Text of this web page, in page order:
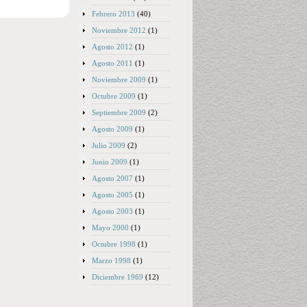
Febrero 2013 (40)
Noviembre 2012 (1)
Agosto 2012 (1)
Agosto 2011 (1)
Noviembre 2009 (1)
Octubre 2009 (1)
Septiembre 2009 (2)
Agosto 2009 (1)
Julio 2009 (2)
Junio 2009 (1)
Agosto 2007 (1)
Agosto 2005 (1)
Agosto 2003 (1)
Mayo 2000 (1)
Octubre 1998 (1)
Marzo 1998 (1)
Diciembre 1969 (12)